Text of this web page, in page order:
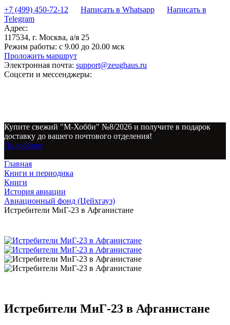
+7 (499) 450-72-12
Написать в Whatsapp
Написать в
Telegram
Адрес:
117534, г. Москва, а/я 25
Режим работы: с 9.00 до 20.00 мск
Проложить маршрут
Электронная почта: support@zeughaus.ru
Соцсети и мессенджеры:
Купите свежий "М-Хобби" №8/2026 и получите в подарок
доставку до вашего почтового отделения!
Подробнее
Главная
Книги и периодика
Книги
История авиации
Авиационный фонд (Цейхгауз)
Истребители МиГ-23 в Афганистане
Истребители МиГ-23 в Афганистане